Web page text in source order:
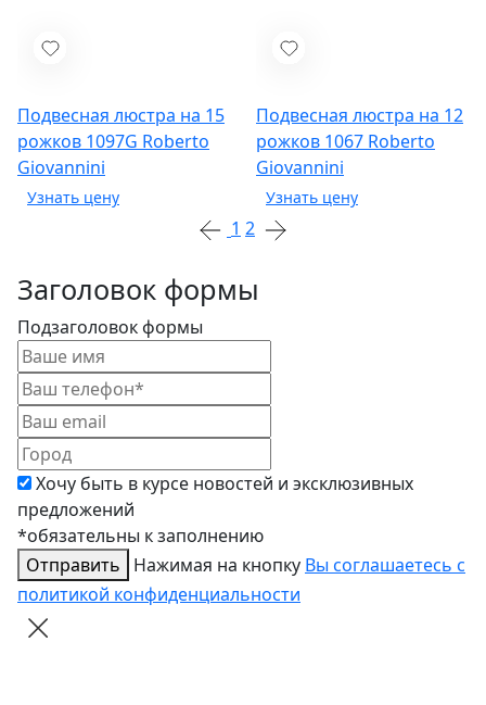
Подвесная люстра на 15
рожков 1097G Roberto
Giovannini
Подвесная люстра на 12
рожков 1067 Roberto
Giovannini
1 2
Заголовок формы
Подзаголовок формы
Хочу быть в курсе новостей и эксклюзивных
предложений
*обязательны к заполнению
Отправить
Нажимая на кнопку Вы соглашаетесь с
политикой конфиденциальности